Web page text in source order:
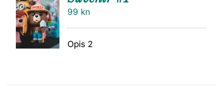
U
KOŠARI
CU
99 kn
Opis 2